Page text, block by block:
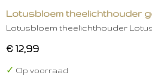
Lotusbloem theelichthouder
Lotusbloem theelichthouder
€ 12,99
✓ Op voorraad